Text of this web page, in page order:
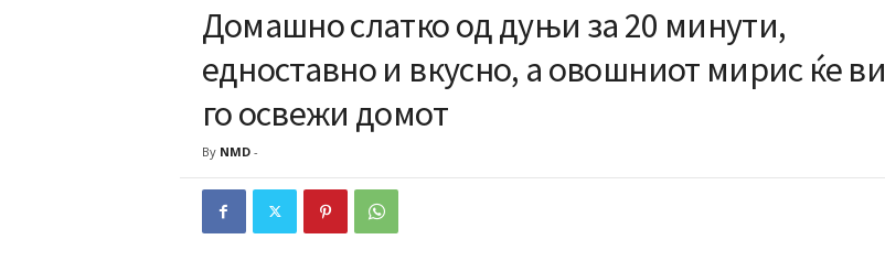
Домашно слатко од дуњи за 20 минути,
едноставно и вкусно, а овошниот мирис ќе ви
го освежи домот
By NMD-